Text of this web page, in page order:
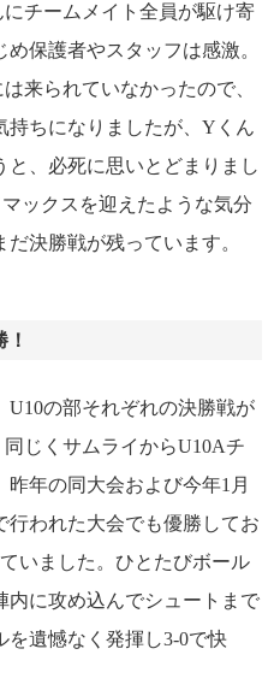
チームメイト全員が駆け寄
保護者やスタッフは感激。
来られていなかったので、
持ちになりましたが、Yくん
、必死に思いとどまりまし
ックスを迎えたような気分
決勝戦が残っています。
U10の部それぞれの決勝戦が
じくサムライからU10Aチ
年の同大会および今年1月
行われた大会でも優勝してお
いました。ひとたびボール
内に攻め込んでシュートまで
遺憾なく発揮し3-0で快